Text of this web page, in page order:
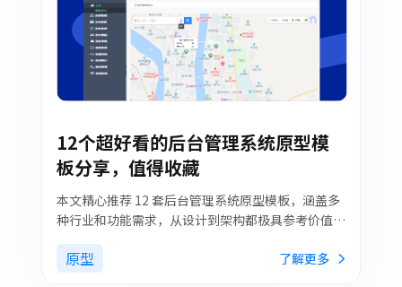
12个超好看的后台管理系统原型模
板分享，值得收藏
本文精心推荐 12 套后台管理系统原型模板，涵盖多
种行业和功能需求，从设计到架构都极具参考价值，
是提升开发效率的得力助手。
原型 了解更多